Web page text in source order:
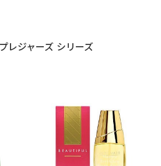
レジャーズ シリーズ